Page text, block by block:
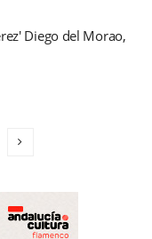
Diego del Morao,